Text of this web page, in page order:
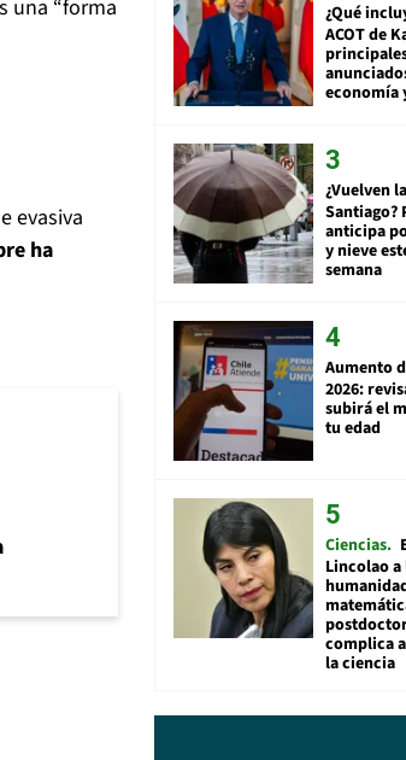
una “forma
evasiva
ha
¿Qué
ACOT de
economía
¿Vuelven
Santiago?
anticipa
y nieve
semana
Aumento
2026:
subirá el
tu edad
Ciencias
Lincolao a
complica
la ciencia